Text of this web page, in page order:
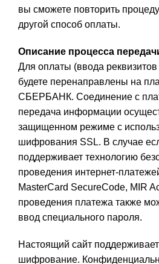
вы сможете повторить
другой способ оплаты.
Описание процесса
Для оплаты (ввода
будете перенаправлены на
СБЕРБАНК. Соединение с
передача информации
защищенном режиме с
шифрования SSL. В случае
поддерживает технологию
проведения интернет-
MasterCard SecureCode, MIR
проведения платежа также
ввод специального пароля.
Настоящий сайт
шифрование.